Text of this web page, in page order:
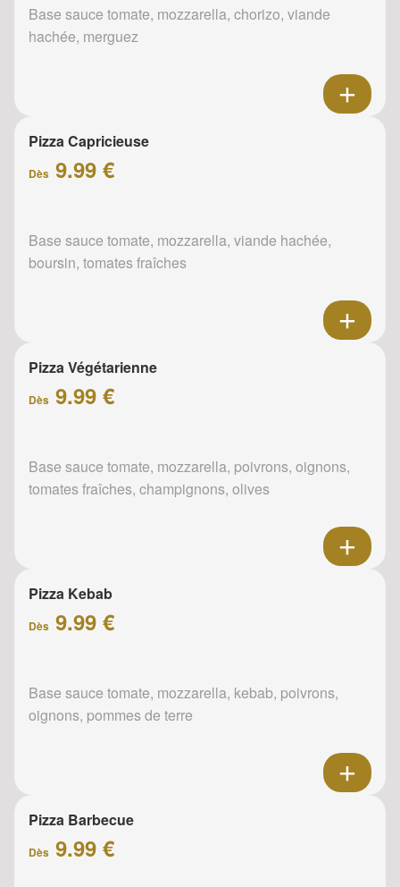
Base sauce tomate, mozzarella, chorizo, viande
hachée, merguez
Pizza Capricieuse
Dès 9.99 €
Base sauce tomate, mozzarella, viande hachée,
boursin, tomates fraîches
Pizza Végétarienne
Dès 9.99 €
Base sauce tomate, mozzarella, poivrons, oignons,
tomates fraîches, champignons, olives
Pizza Kebab
Dès 9.99 €
Base sauce tomate, mozzarella, kebab, poivrons,
oignons, pommes de terre
Pizza Barbecue
Dès 9.99 €